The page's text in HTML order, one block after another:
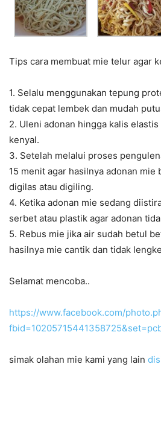
Tips cara membuat mie telur agar
1. Selalu menggunakan tepung
tidak cepat lembek dan mudah
2. Uleni adonan hingga kalis
kenyal.
3. Setelah melalui proses
15 menit agar hasilnya adonan
digilas atau digiling.
4. Ketika adonan mie sedang
serbet atau plastik agar adonan
5. Rebus mie jika air sudah betul
hasilnya mie cantik dan tidak
Selamat mencoba..
https://www.facebook.com/
simak olahan mie kami yang lain